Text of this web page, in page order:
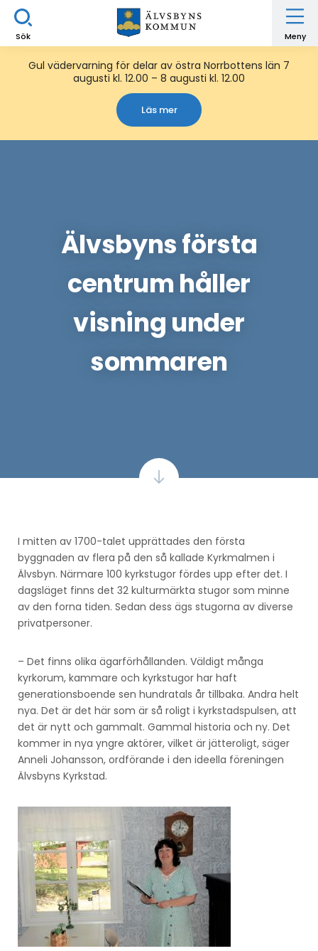
Sök Meny
Gul vädervarning för delar av östra Norrbottens län 7
augusti kl. 12.00 – 8 augusti kl. 12.00
Läs mer
Älvsbyns första
centrum håller
visning under
sommaren
I mitten av 1700-talet upprättades den första
byggnaden av flera på den så kallade Kyrkmalmen i
Älvsbyn. Närmare 100 kyrkstugor fördes upp efter det. I
dagsläget finns det 32 kulturmärkta stugor som minne
av den forna tiden. Sedan dess ägs stugorna av diverse
privatpersoner.
– Det finns olika ägarförhållanden. Väldigt många
kyrkorum, kammare och kyrkstugor har haft
generationsboende sen hundratals år tillbaka. Andra helt
nya. Det är det här som är så roligt i kyrkstadspulsen, att
det är nytt och gammalt. Gammal historia och ny. Det
kommer in nya yngre aktörer, vilket är jätteroligt, säger
Anneli Johansson, ordförande i den ideella föreningen
Älvsbyns Kyrkstad.